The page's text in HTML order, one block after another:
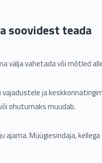
soovidest teada
välja vahetada või mõtled
ja
ohutumaks muudab.
ajama. Müügiesindaja,